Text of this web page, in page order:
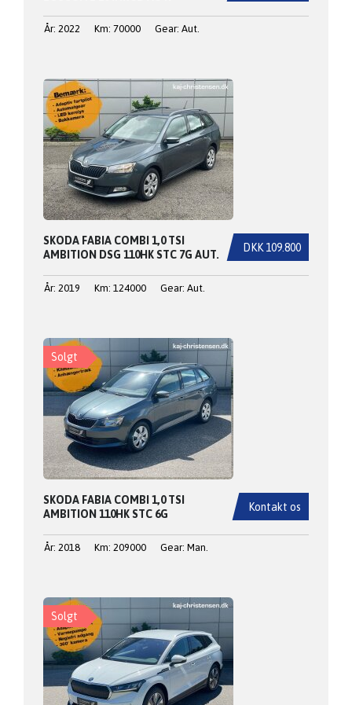
År: 2022 Km: 70000 Gear: Aut.
DKK 109.800
SKODA FABIA COMBI 1,0 TSI
AMBITION DSG 110HK STC 7G AUT.
År: 2019 Km: 124000 Gear: Aut.
Kontakt os
SKODA FABIA COMBI 1,0 TSI
AMBITION 110HK STC 6G
År: 2018 Km: 209000 Gear: Man.
Solgt
Solgt